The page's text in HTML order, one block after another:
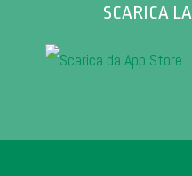
SCARICA